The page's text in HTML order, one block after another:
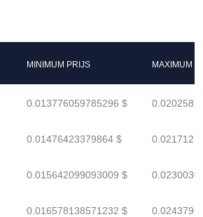
MINIMUM PRIJS MAXIMUM
0.013776059785296 $
0.01476423379864 $
0.015642099093009 $
0.016578138571232 $